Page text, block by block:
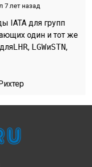
7 лет назад
IATA для групп
один и тот же
дляLHR, LGWиSTN,